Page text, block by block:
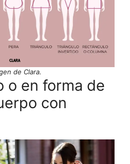
de Clara.
o en forma de
con